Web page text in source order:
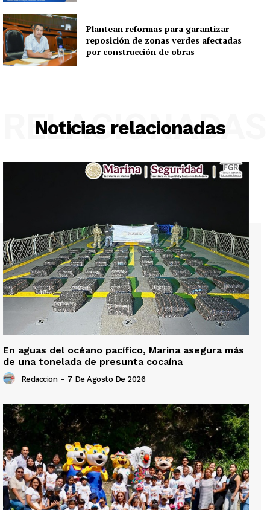
Plantean reformas para garantizar
reposición de zonas verdes afectadas
por construcción de obras
Noticias relacionadas
RELACIONADAS
En aguas del océano pacífico, Marina asegura más
de una tonelada de presunta cocaína
Redaccion - 7 De Agosto De 2026